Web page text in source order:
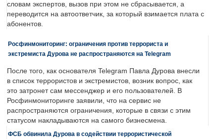
словам экспертов, вызов при этом не сбрасывается, а
переводится на автоответчик, за который взимается плата с
абонентов.
Росфинмониторинг: ограничения против террориста и
экстремиста Дурова не распространяются на Telegram
После того, как основателя Telegram Павла Дурова внесли
в список террористов и экстремистов, возник вопрос, как
это затронет сам мессенджер и его пользователей. В
Росфинмониторинге заявили, что на сервис не
распространяются ограничения, которые в связи с этим
статусом накладываются на самого бизнесмена.
ФСБ обвинила Дурова в содействии террористической